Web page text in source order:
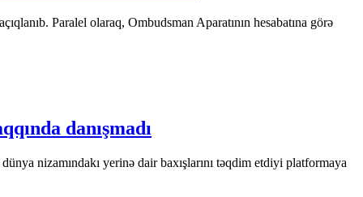
Paralel olaraq, Ombudsman Aparatının hesabatına görə
danışmadı
nizamındakı yerinə dair baxışlarını təqdim etdiyi platformaya